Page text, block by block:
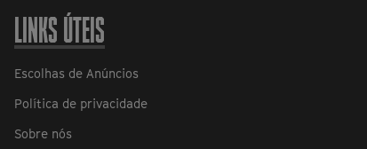
LINKS ÚTEIS
Escolhas de Anúncios
Política de privacidade
Sobre nós